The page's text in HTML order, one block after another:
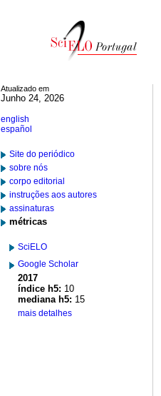
Atualizado em
Junho 24, 2026
english
español
Site do periódico
sobre nós
corpo editorial
instruções aos autores
assinaturas
métricas
SciELO
Google Scholar
2017
índice h5: 10
mediana h5: 15
mais detalhes